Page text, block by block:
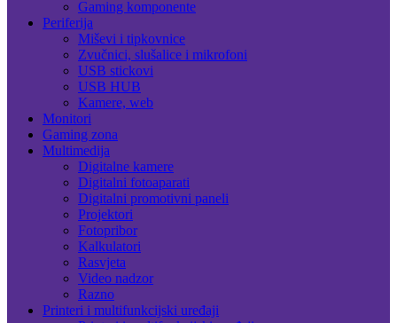
Gaming komponente
Periferija
Miševi i tipkovnice
Zvučnici, slušalice i mikrofoni
USB stickovi
USB HUB
Kamere, web
Monitori
Gaming zona
Multimedija
Digitalne kamere
Digitalni fotoaparati
Digitalni promotivni paneli
Projektori
Fotopribor
Kalkulatori
Rasvjeta
Video nadzor
Razno
Printeri i multifunkcijski uređaji